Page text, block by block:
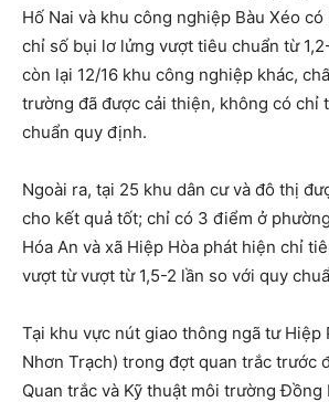
Hố Nai và khu công nghiệp Bàu Xéo
chỉ số bụi lơ lửng vượt tiêu chuẩn từ
còn lại 12/16 khu công nghiệp khác,
trường đã được cải thiện, không có chỉ
chuẩn quy định.
Ngoài ra, tại 25 khu dân cư và đô thị
cho kết quả tốt; chỉ có 3 điểm ở
Hóa An và xã Hiệp Hòa phát hiện chỉ
vượt từ vượt từ 1,5-2 lần so với quy
Tại khu vực nút giao thông ngã tư Hiệp
Nhơn Trạch) trong đợt quan trắc trước
Quan trắc và Kỹ thuật môi trường Đồng